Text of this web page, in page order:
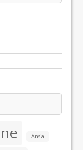
Ansia